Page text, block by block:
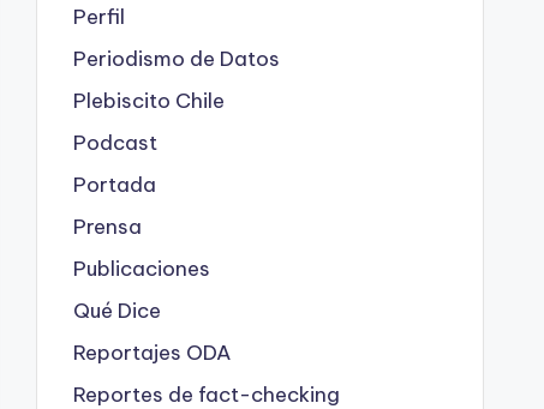
Perfil
Periodismo de Datos
Plebiscito Chile
Podcast
Portada
Prensa
Publicaciones
Qué Dice
Reportajes ODA
Reportes de fact-checking